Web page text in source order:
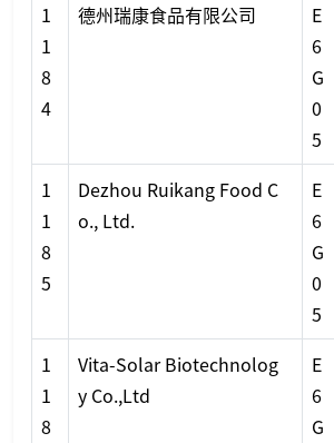
1
1
8
4
德州瑞康食品有限公司
E
6
G
0
5
1
1
8
5
Dezhou Ruikang Food C
o., Ltd.
E
6
G
0
5
1
1
8
Vita-Solar Biotechnolog
y Co.,Ltd
E
6
G